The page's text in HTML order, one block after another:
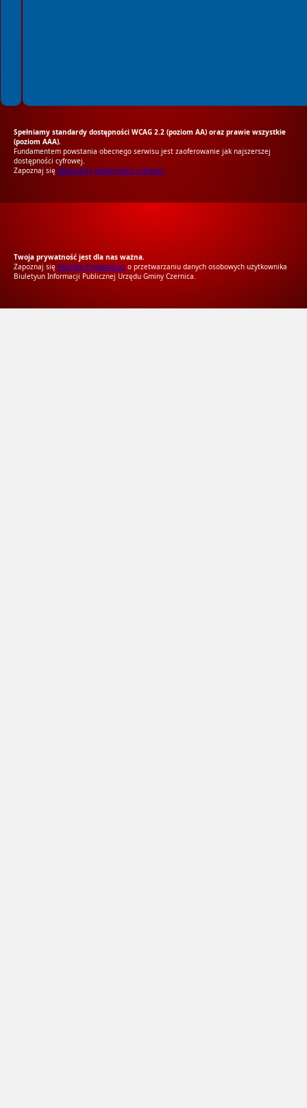
Spełniamy standardy dostępności WCAG 2.2 (poziom AA) oraz prawie wszystkie
(poziom AAA).
Fundamentem powstania obecnego serwisu jest zaoferowanie jak najszerszej
dostępności cyfrowej.
Zapoznaj się Deklaracją dostępności cyfrowej.
Twoja prywatność jest dla nas ważna.
Zapoznaj się Polityką Prywatności o przetwarzaniu danych osobowych użytkownika
Biuletyun Informacji Publicznej Urzędu Gminy Czernica.